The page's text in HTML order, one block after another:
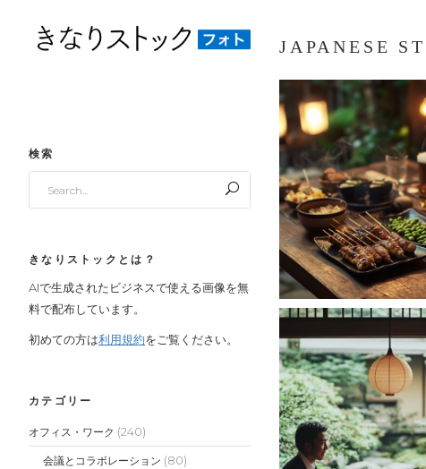
検索
きなりストックとは？
AIで生成されたビジネスで使える画像を無
料で配布しています。
初めての方は利用規約をご覧ください。
カテゴリー
オフィス・ワーク (240)
会議とコラボレーション (80)
JAPANESE